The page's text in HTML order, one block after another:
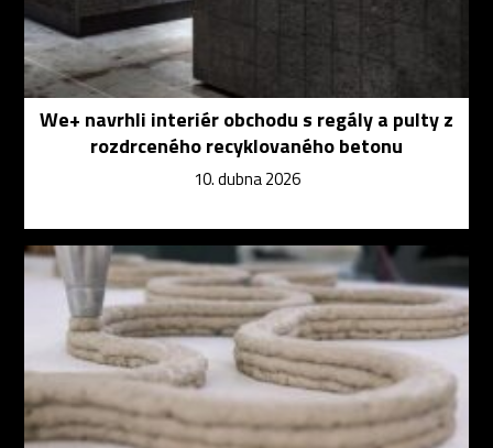
We+ navrhli interiér obchodu s regály a pulty z
rozdrceného recyklovaného betonu
10. dubna 2026